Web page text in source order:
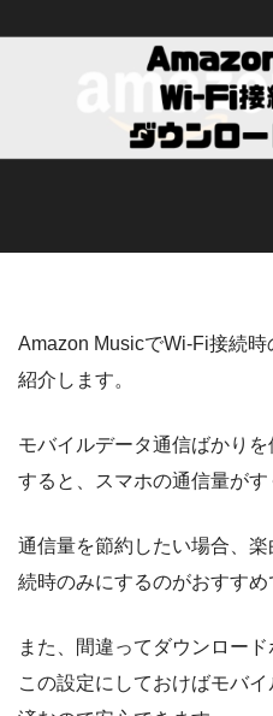
Amazon MusicでWi-Fi接続
紹介します。
モバイルデータ通信ばかり
すると、スマホの通信量がす
通信量を節約したい場合、
続時のみにするのがおすすめ
また、間違ってダウンロー
この設定にしておけばモバ